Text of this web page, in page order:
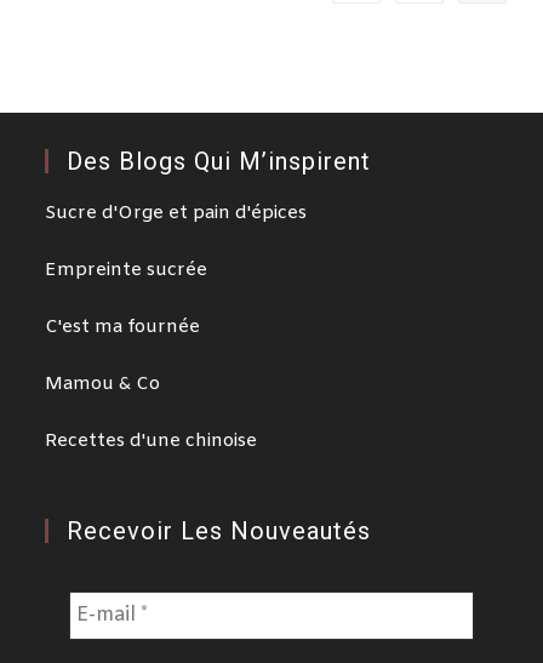
Des Blogs Qui M’inspirent
Sucre d'Orge et pain d'épices
Empreinte sucrée
C'est ma fournée
Mamou & Co
Recettes d'une chinoise
Recevoir Les Nouveautés